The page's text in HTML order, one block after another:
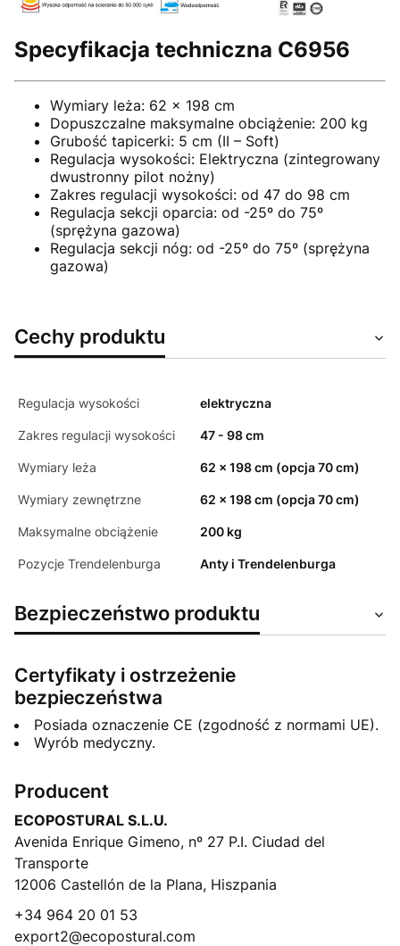
Specyfikacja techniczna C6956
Wymiary leża: 62 x 198 cm
Dopuszczalne maksymalne obciążenie: 200 kg
Grubość tapicerki: 5 cm (II – Soft)
Regulacja wysokości: Elektryczna (zintegrowany
dwustronny pilot nożny)
Zakres regulacji wysokości: od 47 do 98 cm
Regulacja sekcji oparcia: od -25º do 75º
(sprężyna gazowa)
Regulacja sekcji nóg: od -25º do 75º (sprężyna
gazowa)
Cechy produktu
Regulacja wysokości elektryczna
Zakres regulacji wysokości 47 - 98 cm
Wymiary leża 62 x 198 cm (opcja 70 cm)
Wymiary zewnętrzne 62 x 198 cm (opcja 70 cm)
Maksymalne obciążenie 200 kg
Pozycje Trendelenburga Anty i Trendelenburga
Bezpieczeństwo produktu
Certyfikaty i ostrzeżenie
bezpieczeństwa
Posiada oznaczenie CE (zgodność z normami UE).
Wyrób medyczny.
Producent
ECOPOSTURAL S.L.U.
Avenida Enrique Gimeno, nº 27 P.I. Ciudad del
Transporte
12006 Castellón de la Plana, Hiszpania
+34 964 20 01 53
export2@ecopostural.com